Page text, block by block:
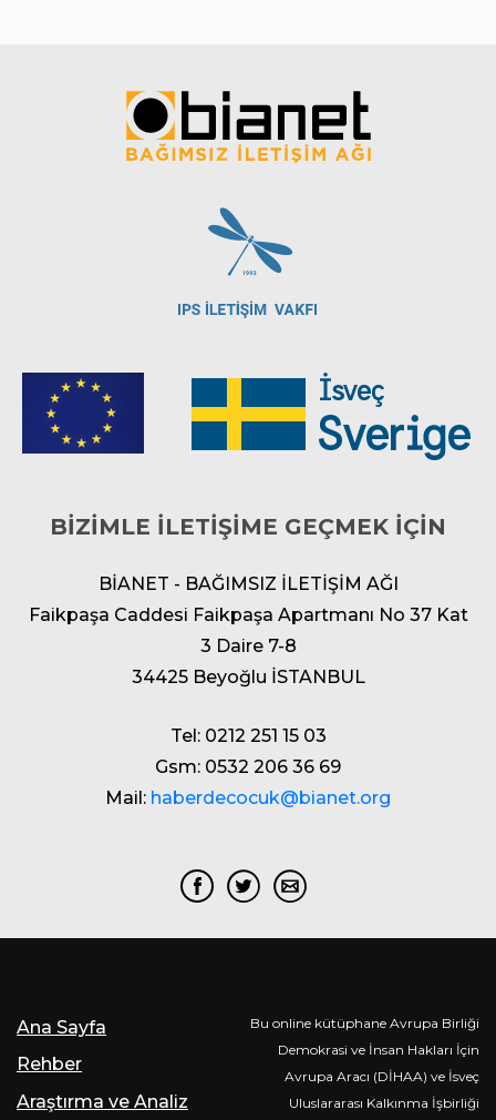
BİZİMLE İLETİŞİME GEÇMEK İÇİN
BİANET - BAĞIMSIZ İLETİŞİM AĞI
Faikpaşa Caddesi Faikpaşa Apartmanı No 37 Kat
3 Daire 7-8
34425 Beyoğlu İSTANBUL
Tel: 0212 251 15 03
Gsm: 0532 206 36 69
Mail: haberdecocuk@bianet.org
Ana Sayfa
Rehber
Araştırma ve Analiz
Bu online kütüphane Avrupa Birliği
Demokrasi ve İnsan Hakları İçin
Avrupa Aracı (DİHAA) ve İsveç
Uluslararası Kalkınma İşbirliği